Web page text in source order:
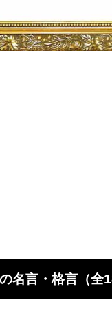
名言・格言（全